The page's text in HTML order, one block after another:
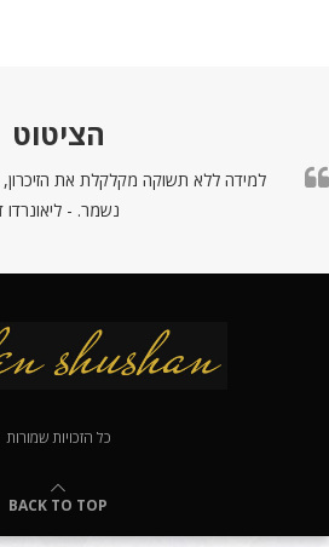
הציטוט
למידה ללא תשוקה מקלקלת את
נשמר. - ליאונרדו
כל הזכויות שמורות
BACK TO TOP